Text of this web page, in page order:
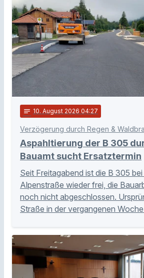
notes 10. August 2026 04:27
Verzögerung durch Regen &
Aspahltierung der B 305
Bauamt sucht Ersatztermin
Seit Freitagabend ist die B 305
Alpenstraße wieder frei, die
noch nicht abgeschlossen.
Straße in der vergangenen